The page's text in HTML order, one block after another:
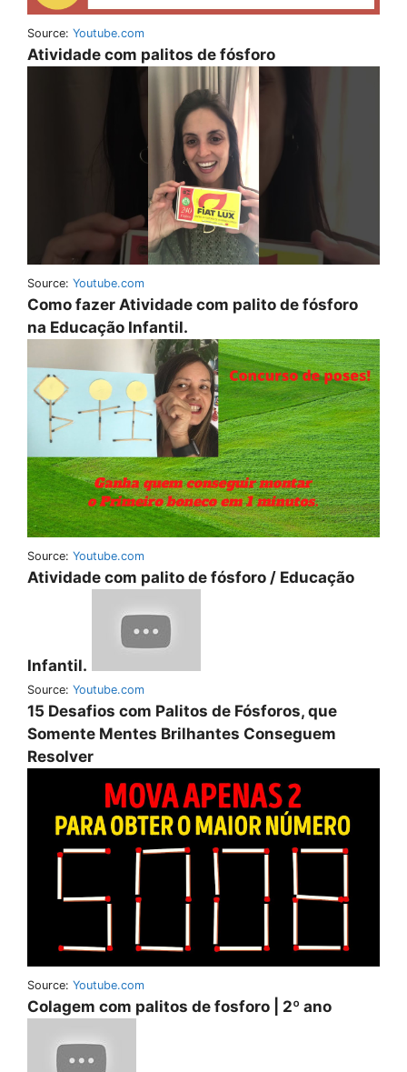
Source: Youtube.com
Atividade com palitos de fósforo
Source: Youtube.com
Como fazer Atividade com palito de fósforo
na Educação Infantil.
Source: Youtube.com
Atividade com palito de fósforo / Educação
Infantil.
Source: Youtube.com
15 Desafios com Palitos de Fósforos, que
Somente Mentes Brilhantes Conseguem
Resolver
Source: Youtube.com
Colagem com palitos de fosforo | 2º ano